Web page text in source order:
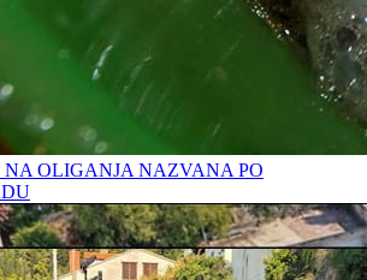
OLIGANJA NAZVANA PO